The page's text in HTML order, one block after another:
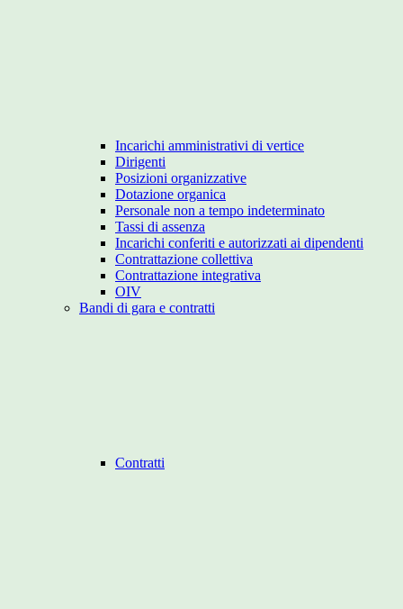
Incarichi amministrativi di vertice
Dirigenti
Posizioni organizzative
Dotazione organica
Personale non a tempo indeterminato
Tassi di assenza
Incarichi conferiti e autorizzati ai dipendenti
Contrattazione collettiva
Contrattazione integrativa
OIV
Bandi di gara e contratti
Contratti